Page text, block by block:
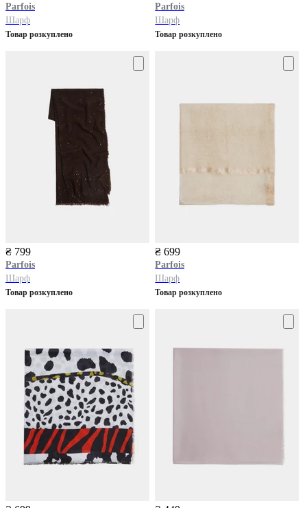
Parfois
Шарф
Товар розкуплено
Parfois
Шарф
Товар розкуплено
₴ 799
Parfois
Шарф
Товар розкуплено
₴ 699
Parfois
Шарф
Товар розкуплено